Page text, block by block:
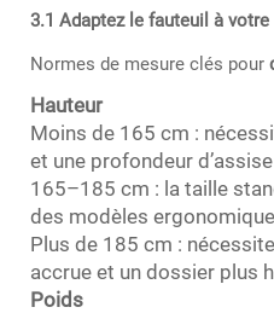
3.1 Adaptez le fauteuil à
Normes de mesure clés pour
Hauteur
Moins de 165 cm :
et une profondeur
165–185 cm : la taille
des modèles
Plus de 185 cm :
accrue et un dossier plus
Poids